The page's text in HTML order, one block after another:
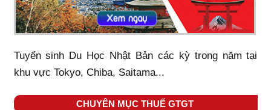
Tuyển sinh Du Học Nhật Bản các kỳ trong năm tại
khu vực Tokyo, Chiba, Saitama...
CHUYÊN MỤC THUẾ GTGT